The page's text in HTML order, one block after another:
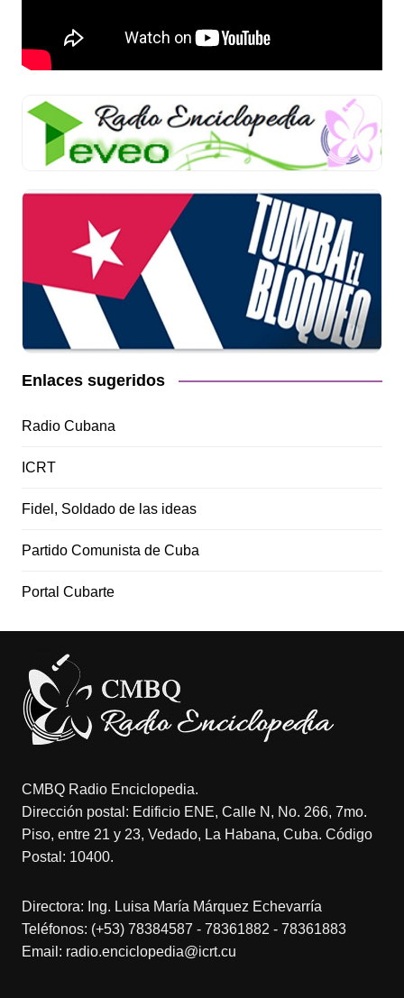
Enlaces sugeridos
Radio Cubana
ICRT
Fidel, Soldado de las ideas
Partido Comunista de Cuba
Portal Cubarte
CMBQ Radio Enciclopedia.
Dirección postal: Edificio ENE, Calle N, No. 266, 7mo.
Piso, entre 21 y 23, Vedado, La Habana, Cuba. Código
Postal: 10400.
Directora: Ing. Luisa María Márquez Echevarría
Teléfonos: (+53) 78384587 - 78361882 - 78361883
Email: radio.enciclopedia@icrt.cu